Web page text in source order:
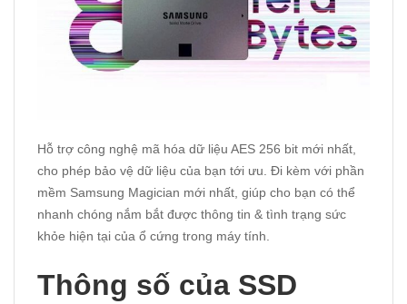
Hỗ trợ công nghệ mã hóa dữ liệu AES 256 bit mới nhất,
cho phép bảo vệ dữ liệu của bạn tới ưu. Đi kèm với phần
mềm Samsung Magician mới nhất, giúp cho bạn có thể
nhanh chóng nắm bắt được thông tin & tình trạng sức
khỏe hiện tại của ổ cứng trong máy tính.
Thông số của SSD